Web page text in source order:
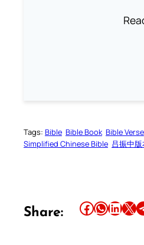
Tags: Bible Bible Book Bible Verse
Simplified Chinese Bible 吕振中
Share: Share this article on Facebook Share this article on WhatsApp Share this article on LinkedIn Share this article on X Share this